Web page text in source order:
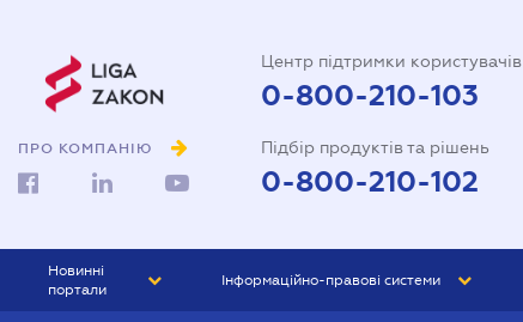
ПРО КОМПАНІЮ
Центр підтримки користувачів
0-800-210-103
Підбір продуктів та рішень
0-800-210-102
Новинні
портали
Інформаційно-правові системи